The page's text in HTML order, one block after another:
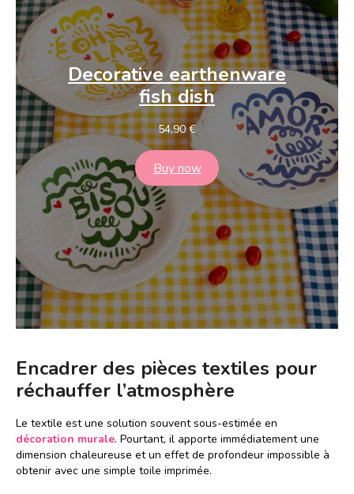
Decorativeearthenware
fish dish
54,90€
Buy now
Encadrer des pièces textiles pour
réchauffer l’atmosphère
Le textile est une solution souvent sous-estimée en
décoration murale. Pourtant, il apporte immédiatement une
dimension chaleureuse et un effet de profondeur impossible à
obtenir avec une simple toile imprimée.